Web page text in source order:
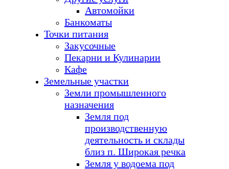
Автомойки
Банкоматы
Точки питания
Закусочные
Пекарни и Кулинарии
Кафе
Земельные участки
Земли промышленного
назначения
Земля под
производственную
деятельность и склады
близ п. Широкая речка
Земля у водоема под